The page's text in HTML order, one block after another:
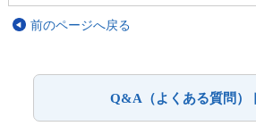
前のページへ戻る
Q&A（よくある質問）